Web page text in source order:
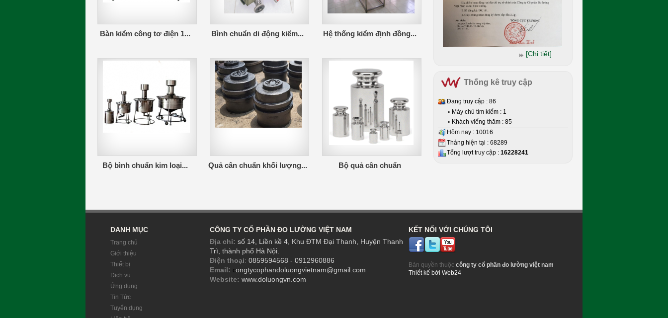
Bàn kiểm công tơ điện 1... Bình chuẩn di động kiểm... Hệ thống kiểm định đồng...
Bộ bình chuẩn kim loại... Quả cân chuẩn khối lượng... Bộ quả cân chuẩn
[Chi tiết]
Thống kê truy cập
Đang truy cập : 86
• Máy chủ tìm kiếm : 1
• Khách viếng thăm : 85
Hôm nay : 10016
Tháng hiện tại : 68289
Tổng lượt truy cập : 16228241
DANH MỤC
Trang chủ
Giới thiệu
Thiết bị
Dịch vụ
Ứng dụng
Tin Tức
Tuyển dụng
CÔNG TY CỔ PHẦN ĐO LƯỜNG VIỆT NAM
Địa chỉ: số 14, Liền kề 4, Khu ĐTM Đại Thanh, Huyện Thanh
Trì, thành phố Hà Nội.
Điện thoại: 0859594568 - 0912960886
Email: congtycophandoluongvietnam@gmail.com
Website: www.doluongvn.com
KẾT NỐI VỚI CHÚNG TÔI
Bản quyền thuộc công ty cổ phần đo lường việt nam
Thiết kế bởi Web24